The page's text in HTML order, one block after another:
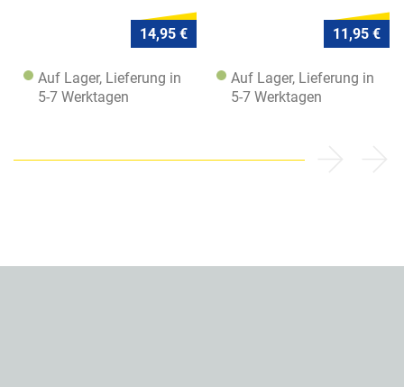
14,95 €
Auf Lager, Lieferung in
5-7 Werktagen
11,95 €
Auf Lager, Lieferung in
5-7 Werktagen